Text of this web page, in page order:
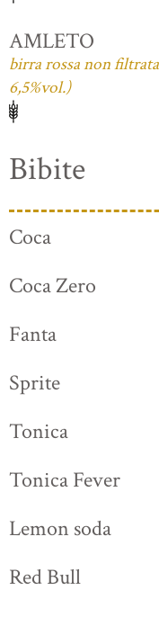
AMLETO
birra rossa non
6,5%vol.)
Bibite
Coca
Coca Zero
Fanta
Sprite
Tonica
Tonica Fever
Lemon soda
Red Bull